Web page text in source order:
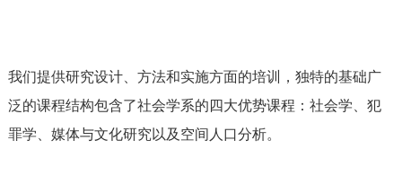
我们提供研究设计、方法和实施方面的培训，独特的基础广
泛的课程结构包含了社会学系的四大优势课程：社会学、犯
罪学、媒体与文化研究以及空间人口分析。